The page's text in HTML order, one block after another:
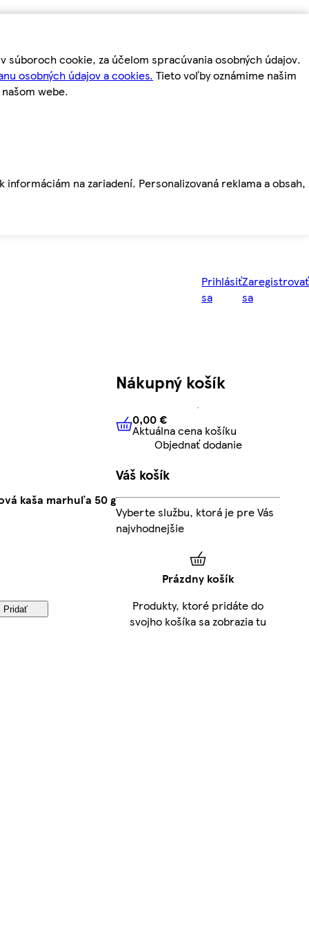
cookie, za účelom spracúvania osobných údajov.
osobných údajov a cookies. Tieto voľby oznámime našim
webe.
na zariadení. Personalizovaná reklama a obsah,
Prihlásiť
sa
Zaregistrovať
sa
kaša marhuľa 50 g
Pridať
Nákupný košík
0,00 € Aktuálna cena košíku
0,00 €
Aktuálna cena košíku
Objednať dodanie
Váš košík
Vyberte službu, ktorá je pre Vás
najvhodnejšie
Prázdny košík
Produkty, ktoré pridáte do
svojho košíka sa zobrazia tu